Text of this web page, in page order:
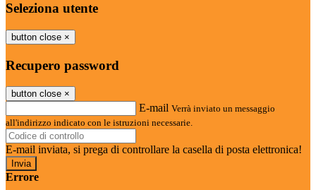
Seleziona utente
button close ×
Recupero password
button close ×
E-mail Verrà inviato un messaggio
all'indirizzo indicato con le istruzioni necessarie.
E-mail inviata, si prega di controllare la casella di posta elettronica!
Errore